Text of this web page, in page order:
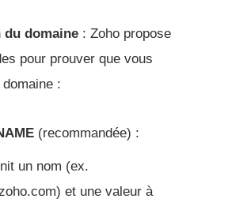
domaine : Zoho propose
pour prouver que vous
:
(recommandée) :
un nom (ex.
et une valeur à